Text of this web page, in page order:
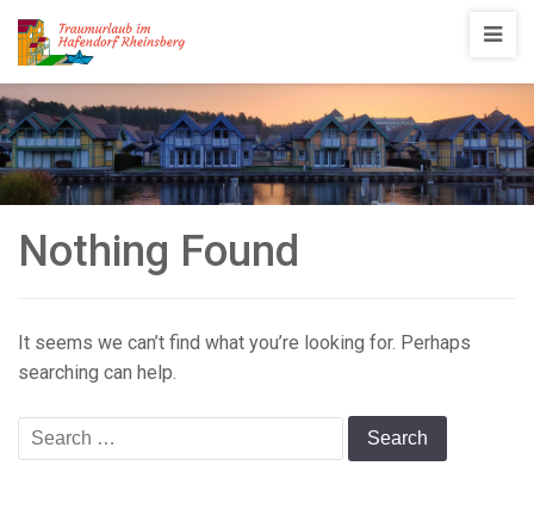
Traumurlaub
im
Hafendorf
Rheinsberg
Nothing Found
It seems we can’t find what you’re looking for. Perhaps
searching can help.
Search
for: